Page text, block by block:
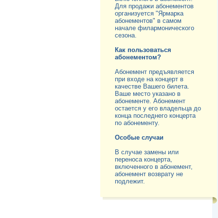
Для продажи абонементов
организуется "Ярмарка
абонементов" в самом
начале филармонического
сезона.
Как пользоваться
абонементом?
Абонемент предъявляется
при входе на концерт в
качестве Вашего билета.
Ваше место указано в
абонементе. Абонемент
остается у его владельца до
конца последнего концерта
по абонементу.
Особые случаи
В случае замены или
переноса концерта,
включенного в абонемент,
абонемент возврату не
подлежит.